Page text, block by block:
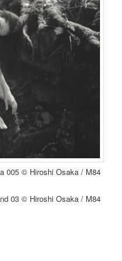
Hiroshi Osaka / M84
Osaka / M84